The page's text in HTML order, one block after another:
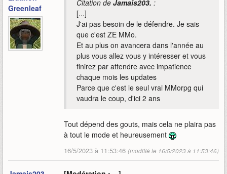
Greenleaf
Citation de Jamais203. :
[...]
J'ai pas besoin de le défendre. Je sais
que c'est ZE MMo.
Et au plus on avancera dans l'année au
plus vous allez vous y intéresser et vous
finirez par attendre avec impatience
chaque mois les updates
Parce que c'est le seul vrai MMorpg qui
vaudra le coup, d'ici 2 ans
Tout dépend des gouts, mais cela ne plaira pas
à tout le mode et heureusement
16/5/2023 à 11:53:46 (modifié le 16/5/2023 à 11:53:46)